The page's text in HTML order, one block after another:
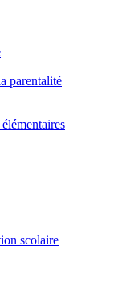
parentalité
scolaire